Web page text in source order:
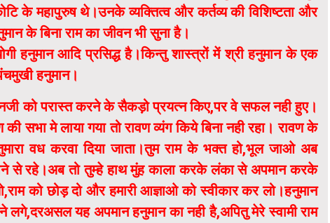
के महापुरुष थे।उनके व्यक्तित्व और कर्तव्य की विशिष्टता और
के बिना राम का जीवन भी सुना है।
हनुमान आदि प्रसिद्ध है।किन्तु शास्त्रों में श्री हनुमान के एक
हनुमान।
को परास्त करने के सैकड़ो प्रयत्न किए,पर वे सफल नही हुए।
सभा मे लाया गया तो रावण व्यंग किये बिना नही रहा। रावण के
वध करवा दिया जाता।तुम राम के भक्त हो,भूल जाओ अब
से रहे।अब तो तुम्हे हाथ मुंह काला करके लंका से अपमान करके
को छोड़ दो और हमारी आज्ञाओ को स्वीकार कर लो।हनुमान
यह अपमान हनुमान का नही है,अपितु मेरे स्वामी राम